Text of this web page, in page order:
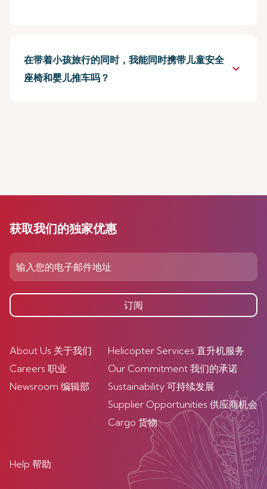
在带着小孩旅行的同时，我能同时携带儿童安全
座椅和婴儿推车吗？
keyboard_arrow_down
获取我们的独家优惠
订阅
About Us 关于我们
Careers 职业
Newsroom 编辑部
Helicopter Services 直升机服务
Our Commitment 我们的承诺
Sustainability 可持续发展
Supplier Opportunities 供应商机会
Cargo 货物
Help 帮助